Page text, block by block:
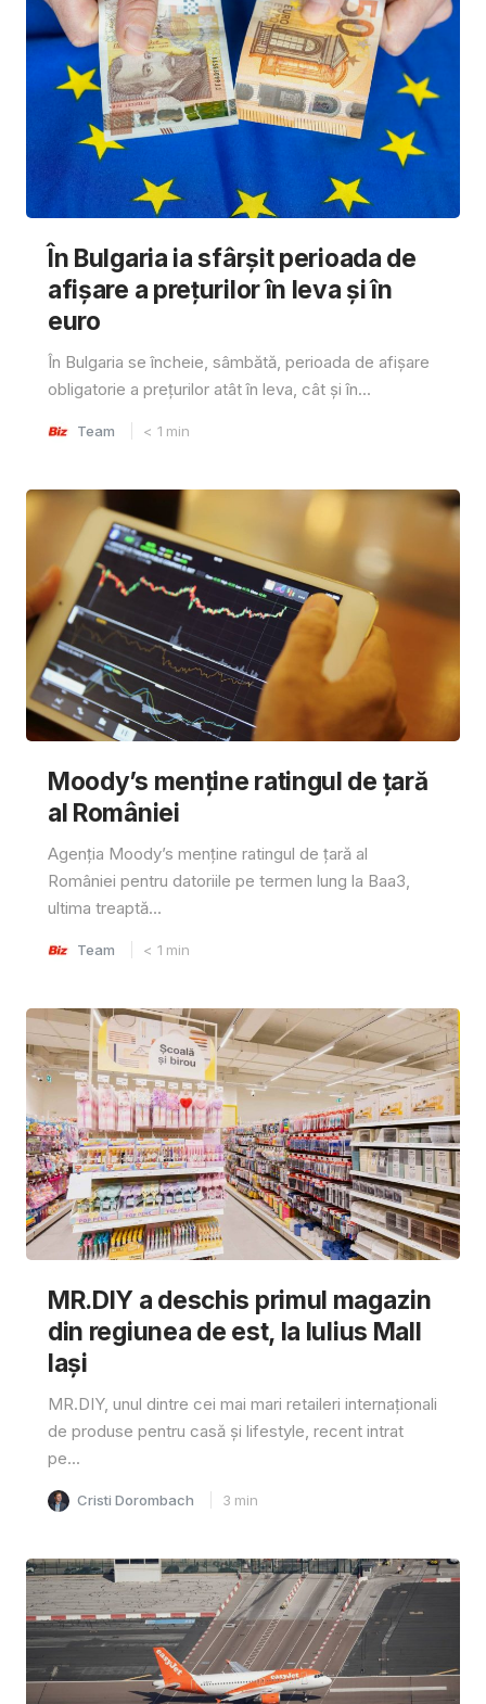
În Bulgaria ia sfârşit perioada de
afișare a prețurilor în ​​leva și în
euro
În Bulgaria se încheie, sâmbătă, perioada de afișare
obligatorie a prețurilor atât în ​​leva, cât și în...
Team < 1 min
Moody’s menține ratingul de țară
al României
Agenția Moody’s menține ratingul de țară al
României pentru datoriile pe termen lung la Baa3,
ultima treaptă...
Team < 1 min
MR.DIY a deschis primul magazin
din regiunea de est, la Iulius Mall
Iași
MR.DIY, unul dintre cei mai mari retaileri internaționali
de produse pentru casă și lifestyle, recent intrat
pe...
Cristi Dorombach 3 min